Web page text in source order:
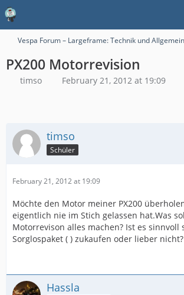
Vespa Forum – Largeframe: Technik und
PX200 Motorrevision
timso February 21, 2012 at 19:09
timso
Schüler
February 21, 2012 at 19:09
Möchte den Motor meiner PX200
eigentlich nie im Stich gelassen hat.Was
Motorrevison alles machen? Ist es sinnvoll
Sorglospaket ( ) zukaufen oder lieber nicht?
Hassla